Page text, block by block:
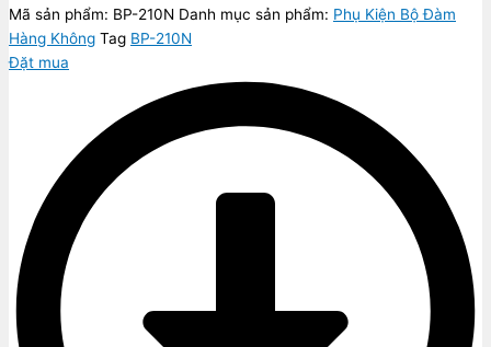
Mã sản phẩm: BP-210N Danh mục sản phẩm: Phụ Kiện Bộ Đàm
Hàng Không Tag BP-210N
Đặt mua